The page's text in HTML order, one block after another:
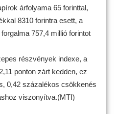
árfolyama 65 forinttal,
8310 forintra esett, a
757,4 millió forintot
részvények indexe, a
ponton zárt kedden, ez
0,42 százalékos csökkenés
viszonyítva.(MTI)